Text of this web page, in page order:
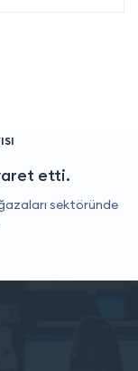
etti.
sektöründe